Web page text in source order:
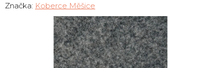
Značka: Koberce Měšice